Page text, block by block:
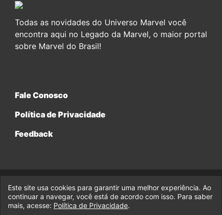
Todas as novidades do Universo Marvel você
encontra aqui no Legado da Marvel, o maior portal
sobre Marvel do Brasil!
Fale Conosco
Política de Privacidade
Feedback
© 2017-2026 Legado da Marvel, uma empresa da Legado
Enterprises.
Este site usa cookies para garantir uma melhor experiência. Ao
continuar a navegar, você está de acordo com isso. Para saber
mais, acesse: Política de Privacidade.